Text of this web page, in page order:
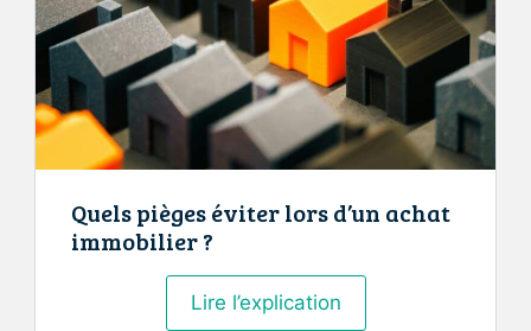
santé
et
la
productivité
au
travail
Quels pièges éviter lors d’un achat
immobilier ?
Lire l’explicationQuels